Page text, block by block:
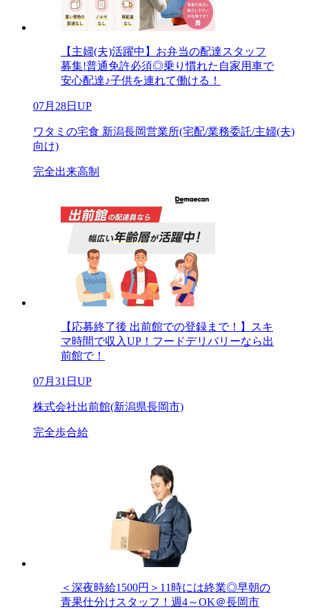
【主婦(夫)活躍中】お弁当の配達スタッフ
募集!普通免許必須◎乗り慣れた自家用車で
安心配達♪子供を連れて働ける！
07月28日UP
ワタミの宅食 新潟長岡営業所(宅配/業務委託/主婦(夫)
向け)
完全出来高制
【応募終了後 出前館での登録まで！】スキ
マ時間で収入UP！フードデリバリーなら出
前館で！
07月31日UP
株式会社出前館(新潟県長岡市)
完全歩合給
＜深夜時給1500円＞11時には終業◎早朝の
青果仕分けスタッフ！週4～OK＠長岡市